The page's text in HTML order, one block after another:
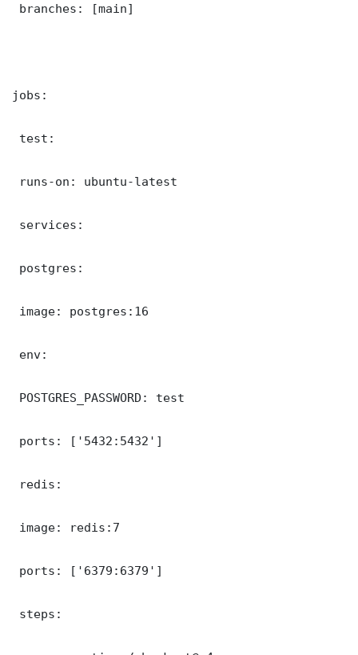
branches: [main]
jobs:
test:
runs-on: ubuntu-latest
services:
postgres:
image: postgres:16
env:
POSTGRES_PASSWORD: test
ports: ['5432:5432']
redis:
image: redis:7
ports: ['6379:6379']
steps: